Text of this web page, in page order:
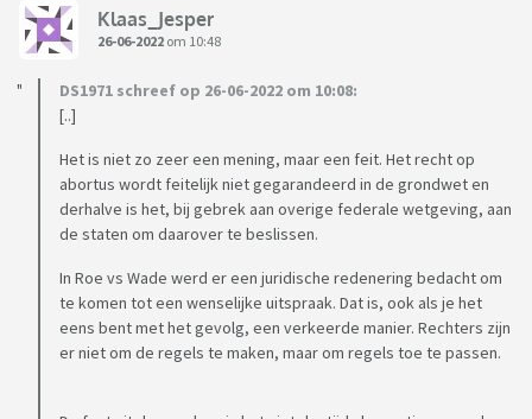
Klaas_Jesper
26-06-2022 om 10:48
DS1971 schreef op 26-06-2022 om 10:08:
[..]
Het is niet zo zeer een mening, maar een feit. Het recht op
abortus wordt feitelijk niet gegarandeerd in de grondwet en
derhalve is het, bij gebrek aan overige federale wetgeving, aan
de staten om daarover te beslissen.
In Roe vs Wade werd er een juridische redenering bedacht om
te komen tot een wenselijke uitspraak. Dat is, ook als je het
eens bent met het gevolg, een verkeerde manier. Rechters zijn
er niet om de regels te maken, maar om regels toe te passen.